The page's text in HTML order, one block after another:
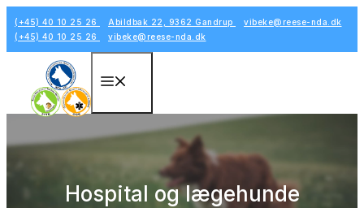
Hop
indhold
(+45) 40 10 25 26 Abildbak 22, 9362 Gandrup
vibeke@reese-nda.dk
(+45) 40 10 25 26
vibeke@reese-nda.dk
Hospital og lægehunde